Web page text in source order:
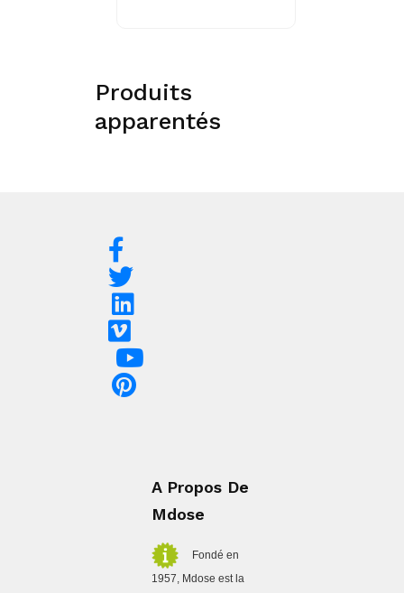
Produits
apparentés
A Propos De
Mdose
Fondé en
1957, Mdose est la